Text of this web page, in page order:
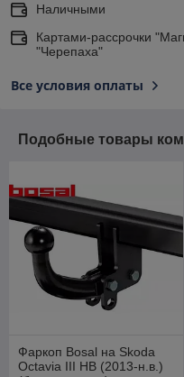
Наличными
Картами-рассрочки
"Черепаха"
Все условия оплаты
Подобные товары
Фаркоп Bosal на Skoda
Octavia III HB (2013-н.в.)